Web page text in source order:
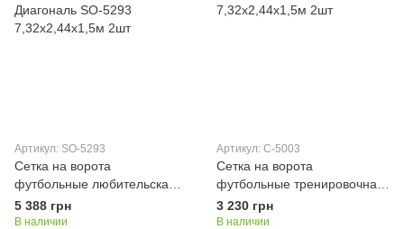
Артикул: SO-5293
Сетка на ворота
футбольные любительская
узловая SP-Planeta Эконом-
Диагональ SO-5293
5 388 грн
В наличии
Артикул: C-5003
Сетка на ворота
футбольные тренировочная
безузловая SP-Sport C-5003
7,32x2,44x1,5м 2шт
3 230 грн
В наличии